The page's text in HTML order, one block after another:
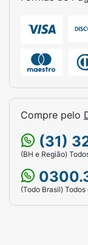
Compre pelo
(31)
(BH e Região)
(Todo Brasil)